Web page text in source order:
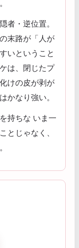
者・逆位置。
末路が「人が
いということ
は、閉じたプ
けの皮が剥が
かなり強い。
持ちな いま一
とじゃなく、